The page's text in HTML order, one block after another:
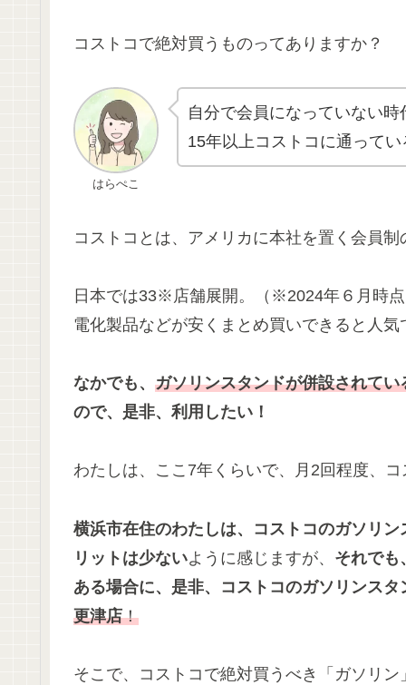
コストコで絶対買うものってありますか？
はらぺこ
自分で会員になっていない時
15年以上コストコに通って
コストコとは、アメリカに本社を置く会員
日本では33※店舗展開。（※2024年６月時
電化製品などが安くまとめ買いできると人気
なかでも、 ガソリンスタンドが併設されて
ので、是非、利用したい！
わたしは、ここ7年くらいで、月2回程度、
横浜市在住のわたしは、コストコのガソリ
リットは少ないように感じますが、 それでも
ある場合に、是非、コストコのガソリンス
更津店！
そこで、コストコで絶対買うべき「ガソリ